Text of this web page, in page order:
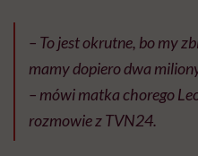
– To jest okrutne, bo my
mamy dopiero dwa
– mówi matka chorego
rozmowie z TVN24.